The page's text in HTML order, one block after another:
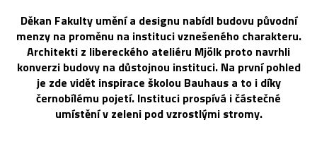
Děkan Fakulty umění a designu nabídl budovu původní
menzy na proměnu na instituci vznešeného charakteru.
Architekti z libereckého ateliéru Mjölk proto navrhli
konverzi budovy na důstojnou instituci. Na první pohled
je zde vidět inspirace školou Bauhaus a to i díky
černobílému pojetí. Instituci prospívá i částečné
umístění v zeleni pod vzrostlými stromy.